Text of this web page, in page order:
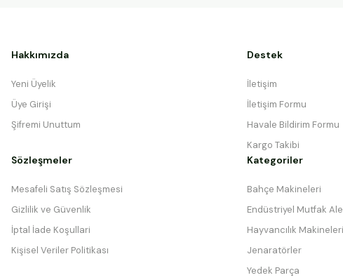
Hakkımızda
Yeni Üyelik
Üye Girişi
Şifremi Unuttum
Destek
İletişim
İletişim Formu
Havale Bildirim Formu
Kargo Takibi
Sözleşmeler
Mesafeli Satış Sözleşmesi
Gizlilik ve Güvenlik
İptal İade Koşullari
Kişisel Veriler Politikası
Kategoriler
Bahçe Makineleri
Endüstriyel Mutfak
Hayvancılık Makineleri
Jenaratörler
Yedek Parça